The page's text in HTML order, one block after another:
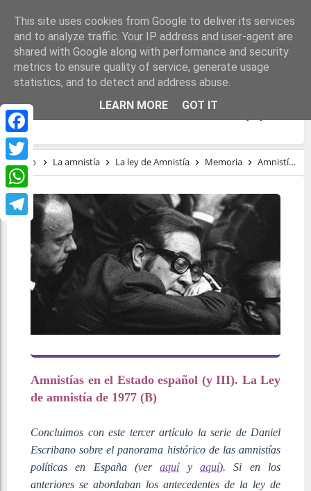
Facebook
Twitter
WhatsApp
Telegram
AMNISTÍAS EN EL ESTADO ESPAÑOL (Y
III). LA LEY DE AMNISTÍA DE 1977 (B)
Inicio La amnistía La ley de Amnistía Memoria Amnistías en el Estado español (y III). La Ley de amnistía de 1977 (B)
Amnistías en el Estado español (y III). La Ley
de amnistía de 1977 (B)
Concluimos con este tercer artículo la serie de Daniel
Escribano sobre el panorama histórico de las amnistías
políticas en España (veraquíyaquí). Si en los
anteriores se abordaban los antecedentes de la ley de
This site uses cookies from Google to deliver its services
and to analyze traffic. Your IP address and user-agent are
shared with Google along with performance and security
metrics to ensure quality of service, generate usage
statistics, and to detect and address abuse.
LEARN MORE
GOT IT